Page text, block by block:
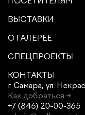
ВЫСТАВКИ
О ГАЛЕРЕЕ
СПЕЦПРОЕКТЫ
КОНТАКТЫ
г. Самара, ул.
Как добраться →
+7 (846) 20-00-365